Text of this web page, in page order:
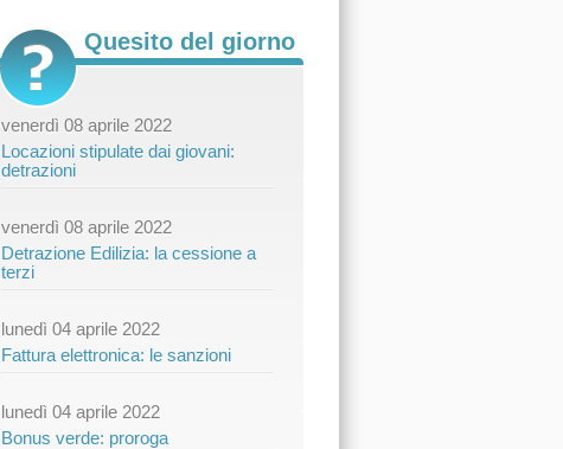
Quesito del giorno
venerdì 08 aprile 2022
Locazioni stipulate dai giovani:
detrazioni
venerdì 08 aprile 2022
Detrazione Edilizia: la cessione a
terzi
lunedì 04 aprile 2022
Fattura elettronica: le sanzioni
lunedì 04 aprile 2022
Bonus verde: proroga